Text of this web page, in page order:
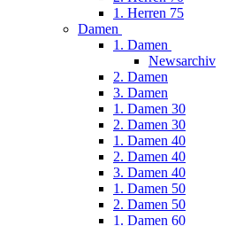
1. Herren 75
Damen
1. Damen
Newsarchiv
2. Damen
3. Damen
1. Damen 30
2. Damen 30
1. Damen 40
2. Damen 40
3. Damen 40
1. Damen 50
2. Damen 50
1. Damen 60